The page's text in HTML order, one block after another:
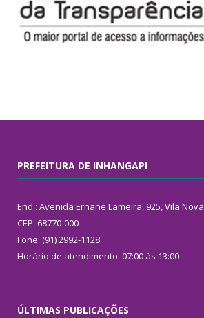
PREFEITURA DE INHANGAPI
End.: Avenida Ernane Lameira, 925, Vila Nova
CEP: 68770-000
Fone: (91) 2992-1128
Horário de atendimento: 07:00 às 13:00
ÚLTIMAS PUBLICAÇÕES